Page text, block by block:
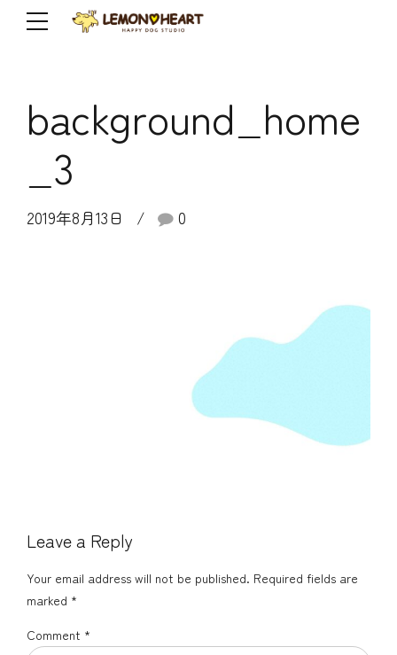
background_home
_3
2019年8月13日 0
Leave a Reply
Your email address will not be published. Required fields are
marked *
Comment *